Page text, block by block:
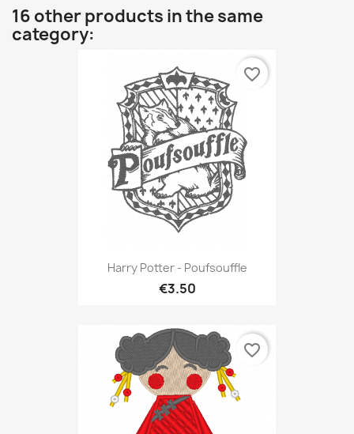
16 other products in the same
category:
Harry Potter - Poufsouffle
€3.50
favorite_border
favorite_border